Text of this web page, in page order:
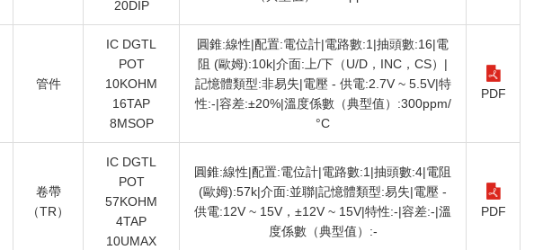
20DIP
管件
IC DGTL
POT
10KOHM
16TAP
8MSOP
圓錐:線性|配置:電位計|電路數:1|抽頭數:16|電
阻 (歐姆):10k|介面:上/下（U/D，INC，CS）|
記憶體類型:非易失|電壓 - 供電:2.7V ~ 5.5V|特
性:-|容差:±20%|溫度係數（典型值）:300ppm/
°C
PDF
卷帶
（TR）
IC DGTL
POT
57KOHM
4TAP
10UMAX
圓錐:線性|配置:電位計|電路數:1|抽頭數:4|電阻
(歐姆):57k|介面:並聯|記憶體類型:易失|電壓 -
供電:12V ~ 15V，±12V ~ 15V|特性:-|容差:-|溫
度係數（典型值）:-
PDF